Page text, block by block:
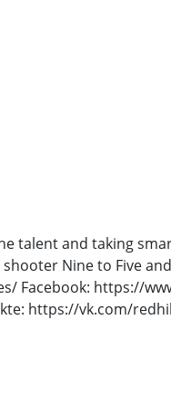
talent and taking
Nine to Five
Facebook: https://
https://vk.com/